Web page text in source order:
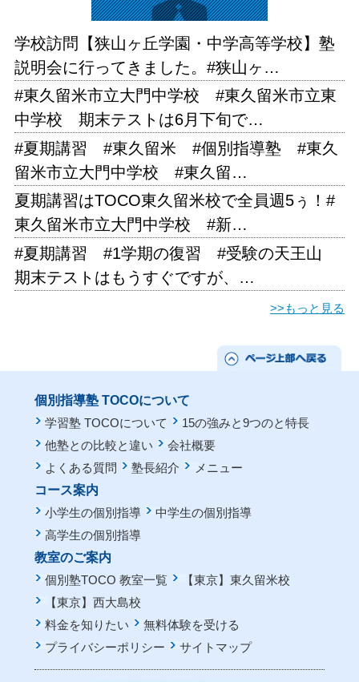
学校訪問【狭山ヶ丘学園・中学高等学校】塾
説明会に行ってきました。#狭山ヶ…
#東久留米市立大門中学校 #東久留米市立東
中学校 期末テストは6月下旬で…
#夏期講習 #東久留米 #個別指導塾 #東久
留米市立大門中学校 #東久留…
夏期講習はTOCO東久留米校で全員週5ぅ！#
東久留米市立大門中学校 #新…
#夏期講習 #1学期の復習 #受験の天王山
期末テストはもうすぐですが、…
>>もっと見る
個別指導塾 TOCOについて
学習塾 TOCOについて
15の強みと9つのと特長
他塾との比較と違い
会社概要
よくある質問
塾長紹介 メニュー
コース案内
小学生の個別指導
中学生の個別指導
高学生の個別指導
教室のご案内
個別塾TOCO 教室一覧
【東京】東久留米校
【東京】西大島校
料金を知りたい
無料体験を受ける
プライバシーポリシー
サイトマップ